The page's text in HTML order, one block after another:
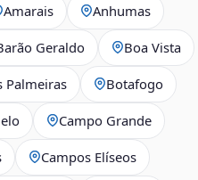
Amarais Anhumas
Geraldo Boa Vista
Palmeiras Botafogo
Campo Grande
Campos Elíseos